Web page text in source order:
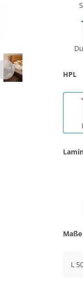
HPL
Maße
L